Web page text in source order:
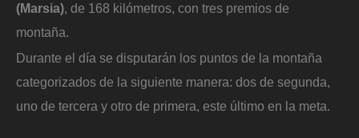
(Marsia), de 168 kilómetros, con tres premios de
montaña.
Durante el día se disputarán los puntos de la montaña
categorizados de la siguiente manera: dos de segunda,
uno de tercera y otro de primera, este último en la meta.